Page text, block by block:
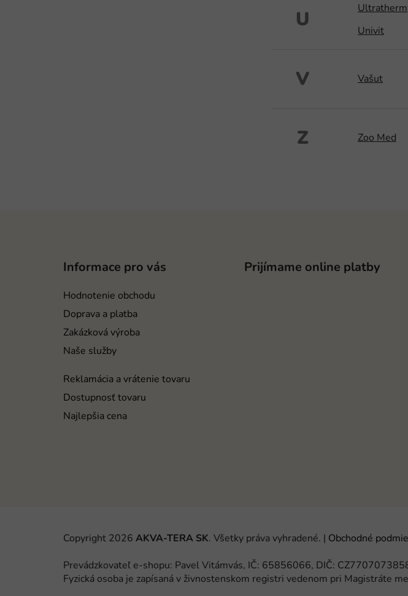
U Ultratherm
Univit
V Vašut
Z Zoo Med
Informace pro vás
Hodnotenie obchodu
Doprava a platba
Zakázková výroba
Naše služby
Reklamácia a vrátenie tovaru
Dostupnosť tovaru
Najlepšia cena
Prijímame online platby
Copyright 2026 AKVA-TERA SK. Všetky práva vyhradené. | Obchodné
Prevádzkovateľ e-shopu: Pavel Vitámvás, IČ: 65856066, DIČ:
Fyzická osoba je zapísaná v živnostenskom registri vedenom pri Magistráte